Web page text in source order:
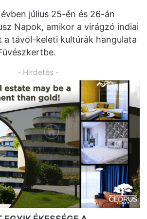
július 25-én és 26-án
Napok, amikor a virágzó indiai
a távol-keleti kultúrák hangulata
- Hirdetés -